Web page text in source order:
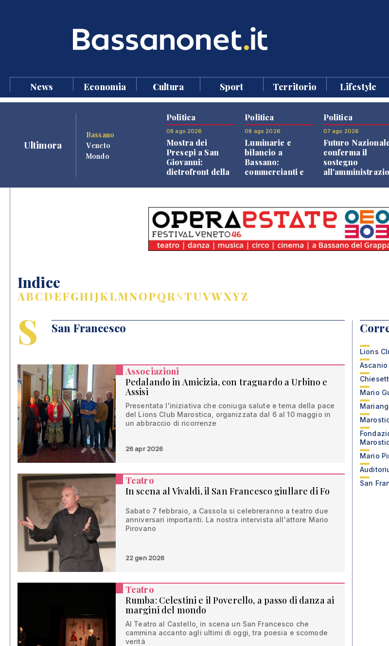
News Economia Cultura Sport Territorio Lifestyle
Ultimora
Bassano
Veneto
Mondo
Politica
08 ago 2026
Mostra dei
Presepi a San
Giovanni:
dietrofront della
Politica
08 ago 2026
Luminarie e
bilancio a
Bassano:
commercianti e
Politica
07 ago 2026
Futuro
conferma il
sostegno
Indice
ABCDEFGHIJKLMNOPQRSTUVWXYZ
S San Francesco
Associazioni
Pedalando in Amicizia, con traguardo a Urbino e
Assisi
Presentata l'iniziativa che coniuga salute e tema della pace
del Lions Club Marostica, organizzata dal 6 al 10 maggio in
un abbraccio di ricorrenze
26 apr 2026
Teatro
In scena al Vivaldi, il San Francesco giullare di Fo
Sabato 7 febbraio, a Cassola si celebreranno a teatro due
anniversari importanti. La nostra intervista all'attore Mario
Pirovano
22 gen 2026
Teatro
Rumba: Celestini e il Poverello, a passo di danza ai
margini del mondo
Al Teatro al Castello, in scena un San Francesco che
cammina accanto agli ultimi di oggi, tra poesia e scomode
verità
Lions
Mario
Mario
San